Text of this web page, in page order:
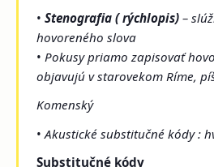
•Stenografia ( rýchlopis) –
hovoreného slova
•Pokusy priamo zapisovať
objavujú v starovekom Ríme,
Komenský
•Akustické substitučné kódy :
Substitučné kódy